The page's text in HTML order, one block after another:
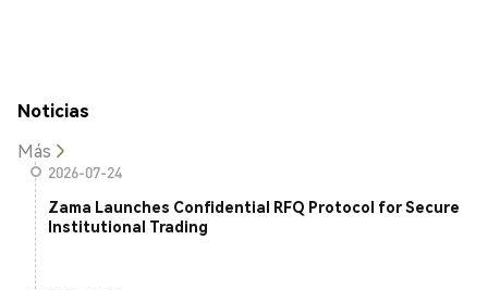
Noticias
Más
2026-07-24
Zama Launches Confidential RFQ Protocol for Secure
Institutional Trading